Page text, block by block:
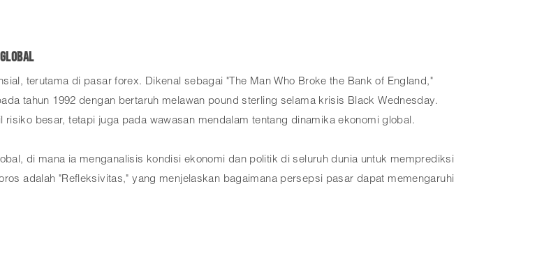
terutama di pasar forex. Dikenal sebagai "The Man Who Broke the Bank of England,"
tahun 1992 dengan bertaruh melawan pound sterling selama krisis Black Wednesday.
besar, tetapi juga pada wawasan mendalam tentang dinamika ekonomi global.
di mana ia menganalisis kondisi ekonomi dan politik di seluruh dunia untuk memprediksi
adalah "Refleksivitas," yang menjelaskan bagaimana persepsi pasar dapat memengaruhi